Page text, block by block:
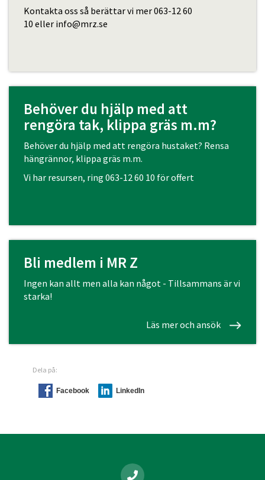
Kontakta oss så berättar vi mer063-12 60
10 eller info@mrz.se
Behöver du hjälp med att
rengöra tak, klippa gräs m.m?
Behöver du hjälp med att rengöra hustaket? Rensa
hängrännor, klippa gräs m.m.
Vi har resursen, ring 063-12 60 10 för offert
Bli medlem i MR Z
Ingen kan allt men alla kan något - Tillsammans är vi
starka!
Läs mer och ansök
Dela på:
Facebook LinkedIn